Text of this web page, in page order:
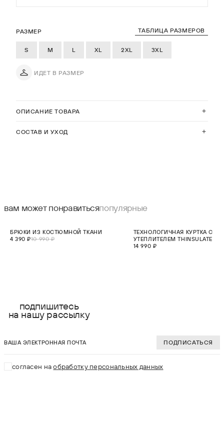
ОПИСАНИЕ ТОВАРА
СОСТАВ И УХОД
РАЗМЕР ТАБЛИЦА РАЗМЕРОВ
S M L XL 2XL 3XL
ИДЕТ В РАЗМЕР
вам может понравитьсяпопулярные
НОВИНКА
M
БРЮКИ ИЗ КОСТЮМНОЙ ТКАНИ
4 390 ₽10 990 ₽
ТЕХНОЛОГИЧНАЯ КУРТКА С
УТЕПЛИТЕЛЕМ THINSULATE
14 990 ₽
подпишитесь
на нашу рассылку
ПОДПИСАТЬСЯ
согласен наобработку персональных данных